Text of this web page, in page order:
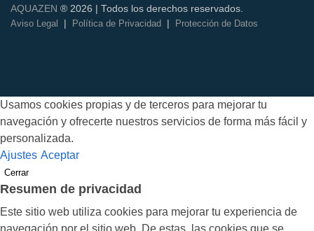
AQUAZEN ® 2026 | Todos los derechos reservados.
Aviso Legal
| Política de Privacidad | Protección de Datos
Usamos cookies propias y de terceros para mejorar tu
navegación y ofrecerte nuestros servicios de forma más fácil y
personalizada.
Ajustes Aceptar
Cerrar
Resumen de privacidad
Este sitio web utiliza cookies para mejorar tu experiencia de
navegación por el sitio web. De estas, las cookies que se